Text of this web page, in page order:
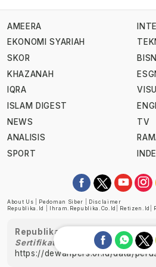
AMEERA
EKONOMI SYARIAH
SKOR
KHAZANAH
IQRA
ISLAM DIGEST
NEWS
ANALISIS
SPORT
TV
About Us Pedoman Siber
Disclaimer
Republika.id
Ihram.republika.co.id Retizen.id
Republika telah diverifikasi
Sertifikat Nomor 1058/DP-
https://dewanpers.or.id/data/